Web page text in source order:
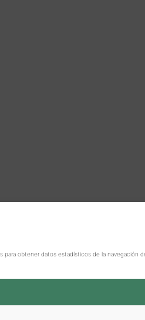
para obtener datos estadísticos de la navegación